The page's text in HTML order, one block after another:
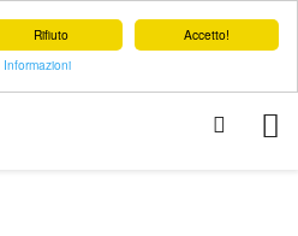
Accetto!
Rifiuto
Informazioni